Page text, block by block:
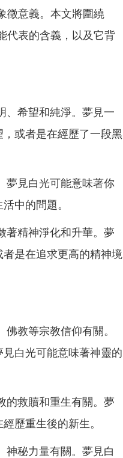
徵意義。本文將圍繞
代表的含義，以及它背
、希望和純淨。夢見一
或者是在經歷了一段黑
夢見白光可能意味著你
中的問題。
著精神淨化和升華。夢
是在追求更高的精神境
教等宗教信仰有關。
白光可能意味著神靈的
的救贖和重生有關。夢
歷重生後的新生。
神秘力量有關。夢見白